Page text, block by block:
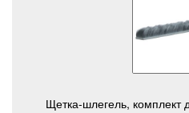
Щетка-шлегель, комплект